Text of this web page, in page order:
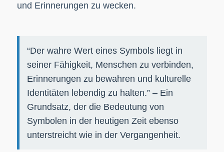
und Erinnerungen zu wecken.
“Der wahre Wert eines Symbols liegt in
seiner Fähigkeit, Menschen zu verbinden,
Erinnerungen zu bewahren und kulturelle
Identitäten lebendig zu halten.” – Ein
Grundsatz, der die Bedeutung von
Symbolen in der heutigen Zeit ebenso
unterstreicht wie in der Vergangenheit.